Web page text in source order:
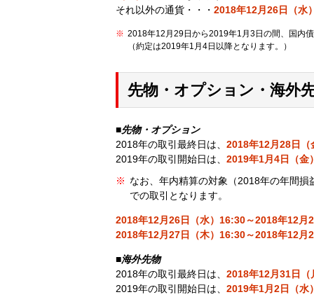
それ以外の通貨・・・ 2018年12月26日（水
2018年12月29日から2019年1月3日の間、国内
（約定は2019年1月4日以降となります。）
先物・オプション・海外
■先物・オプション
2018年の取引最終日は、 2018年12月28日
2019年の取引開始日は、 2019年1月4日（金
なお、年内精算の対象（2018年の年間
での取引となります。
2018年12月26日（水）16:30～2018年12月
2018年12月27日（木）16:30～2018年12月
■海外先物
2018年の取引最終日は、 2018年12月31日
2019年の取引開始日は、 2019年1月2日（水